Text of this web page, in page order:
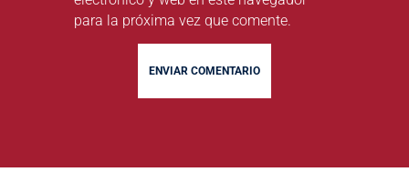
para la próxima vez que comente.
ENVIAR COMENTARIO